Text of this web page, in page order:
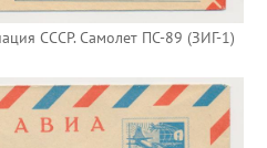
СССР. Самолет ПС-89 (ЗИГ-1)